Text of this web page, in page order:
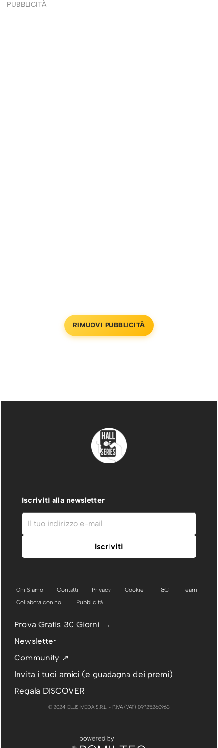
PUBBLICITÀ
RIMUOVI PUBBLICITÀ
Iscriviti alla newsletter
Chi Siamo Contatti Privacy Cookie T&C
Team
Collabora con noi
Pubblicità
Prova Gratis 30 Giorni →
Newsletter
Community ↗
Invita i tuoi amici (e guadagna dei premi)
Regala DISCOVER
© 2024 ELLIS MEDIA S.R.L. - P.IVA (VAT) 09725260963